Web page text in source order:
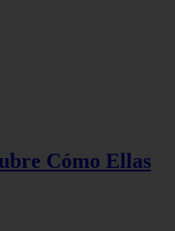
Cómo Ellas